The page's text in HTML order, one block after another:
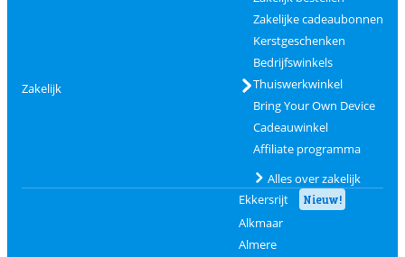
Zakelijk
Zakelijke cadeaubonnen
Kerstgeschenken
Bedrijfswinkels
Thuiswerkwinkel
Bring Your Own Device
Cadeauwinkel
Affiliate programma
Alles over zakelijk
Ekkersrijt Nieuw!
Alkmaar
Almere